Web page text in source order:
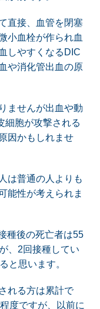
直接、血管を閉塞
小血栓が作られ血
しやすくなるDIC
や消化管出血の原
ませんが出血や動
細胞が攻撃される
因かもしれませ
は普通の人よりも
能性が考えられま
種後の死亡者は55
、2回接種してい
と思います。
れる方は累計で
度ですが、以前に